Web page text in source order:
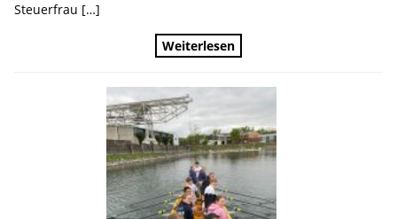
Steuerfrau […]
Weiterlesen